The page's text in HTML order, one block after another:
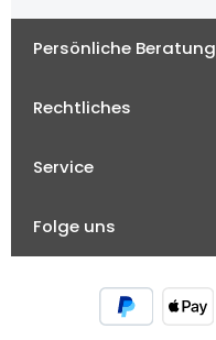
Persönliche Beratung
Rechtliches
Service
Folge uns